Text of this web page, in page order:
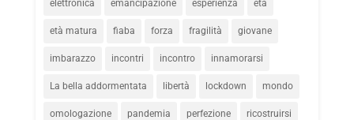
elettronica emancipazione esperienza età
età matura fiaba forza fragilità giovane
imbarazzo incontri incontro innamorarsi
La bella addormentata libertà lockdown mondo
omologazione pandemia perfezione ricostruirsi